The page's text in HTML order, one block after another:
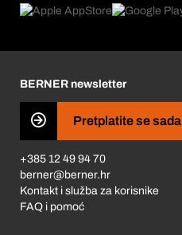
Što nas pokreće
Business Conduct
BERNER newsletter
Pretplatite se sada
+385 12 49 94 70
berner@berner.hr
Kontakt i služba za korisnike
FAQ i pomoć